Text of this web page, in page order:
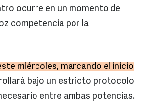
ocurre en un momento de
competencia por la
miércoles, marcando el inicio
bajo un estricto protocolo
entre ambas potencias.